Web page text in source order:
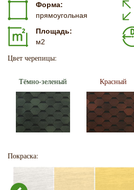
Форма:
прямоугольная
Площадь:
м2
Цвет черепицы:
Тёмно-зеленый Красный
Покраска: